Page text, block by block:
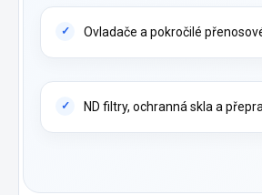
Ovladače a pokročilé
ND filtry, ochranná skla a